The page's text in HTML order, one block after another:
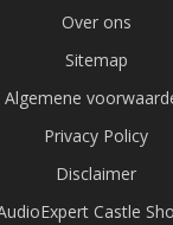
Over ons
Sitemap
Algemene
Privacy Policy
Disclaimer
Castle